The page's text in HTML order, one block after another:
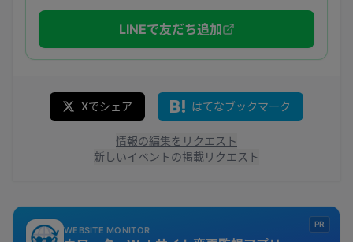
LINEで友だち追加
Xでシェア はてなブックマーク
情報の編集をリクエスト
新しいイベントの掲載リクエスト
PR
WEBSITE MONITOR